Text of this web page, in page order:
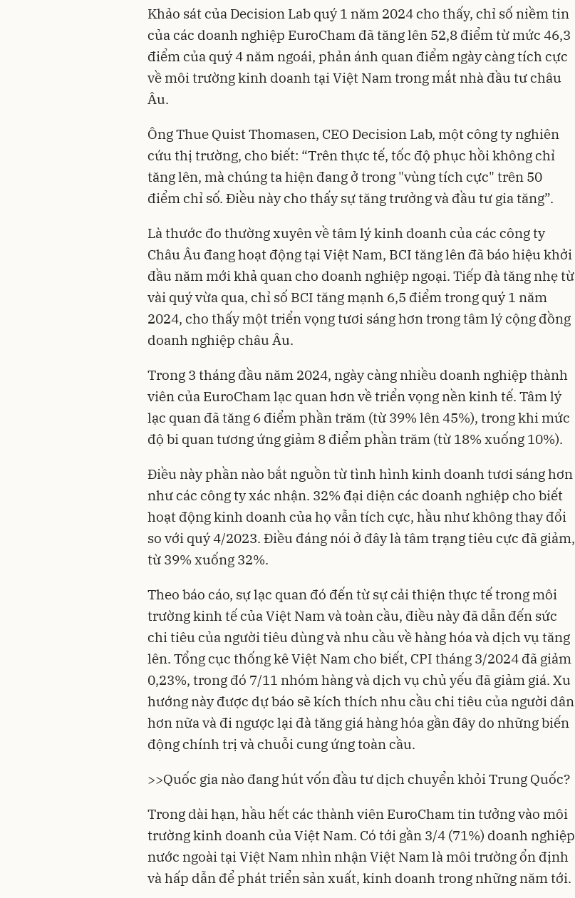
Khảo sát của Decision Lab quý 1 năm 2024 cho thấy, chỉ số niềm tin
của các doanh nghiệp EuroCham đã tăng lên 52,8 điểm từ mức 46,3
điểm của quý 4 năm ngoái, phản ánh quan điểm ngày càng tích cực
về môi trường kinh doanh tại Việt Nam trong mắt nhà đầu tư châu
Âu.
Ông Thue Quist Thomasen, CEO Decision Lab, một công ty nghiên
cứu thị trường, cho biết: “Trên thực tế, tốc độ phục hồi không chỉ
tăng lên, mà chúng ta hiện đang ở trong "vùng tích cực" trên 50
điểm chỉ số. Điều này cho thấy sự tăng trưởng và đầu tư gia tăng”.
Là thước đo thường xuyên về tâm lý kinh doanh của các công ty
Châu Âu đang hoạt động tại Việt Nam, BCI tăng lên đã báo hiệu khởi
đầu năm mới khả quan cho doanh nghiệp ngoại. Tiếp đà tăng nhẹ từ
vài quý vừa qua, chỉ số BCI tăng mạnh 6,5 điểm trong quý 1 năm
2024, cho thấy một triển vọng tươi sáng hơn trong tâm lý cộng đồng
doanh nghiệp châu Âu.
Trong 3 tháng đầu năm 2024, ngày càng nhiều doanh nghiệp thành
viên của EuroCham lạc quan hơn về triển vọng nền kinh tế. Tâm lý
lạc quan đã tăng 6 điểm phần trăm (từ 39% lên 45%), trong khi mức
độ bi quan tương ứng giảm 8 điểm phần trăm (từ 18% xuống 10%).
Điều này phần nào bắt nguồn từ tình hình kinh doanh tươi sáng hơn
như các công ty xác nhận. 32% đại diện các doanh nghiệp cho biết
hoạt động kinh doanh của họ vẫn tích cực, hầu như không thay đổi
so với quý 4/2023. Điều đáng nói ở đây là tâm trạng tiêu cực đã giảm,
từ 39% xuống 32%.
Theo báo cáo, sự lạc quan đó đến từ sự cải thiện thực tế trong môi
trường kinh tế của Việt Nam và toàn cầu, điều này đã dẫn đến sức
chi tiêu của người tiêu dùng và nhu cầu về hàng hóa và dịch vụ tăng
lên. Tổng cục thống kê Việt Nam cho biết, CPI tháng 3/2024 đã giảm
0,23%, trong đó 7/11 nhóm hàng và dịch vụ chủ yếu đã giảm giá. Xu
hướng này được dự báo sẽ kích thích nhu cầu chi tiêu của người dân
hơn nữa và đi ngược lại đà tăng giá hàng hóa gần đây do những biến
động chính trị và chuỗi cung ứng toàn cầu.
>>Quốc gia nào đang hút vốn đầu tư dịch chuyển khỏi Trung Quốc?
Trong dài hạn, hầu hết các thành viên EuroCham tin tưởng vào môi
trường kinh doanh của Việt Nam. Có tới gần 3/4 (71%) doanh nghiệp
nước ngoài tại Việt Nam nhìn nhận Việt Nam là môi trường ổn định
và hấp dẫn để phát triển sản xuất, kinh doanh trong những năm tới.